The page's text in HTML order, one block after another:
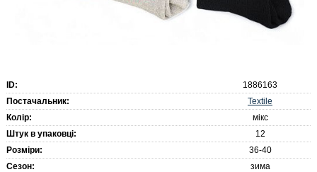
ID:
1886163
Постачальник:
Textile
Колір:
мікс
Штук в упаковці:
12
Розміри:
36-40
Сезон:
зима